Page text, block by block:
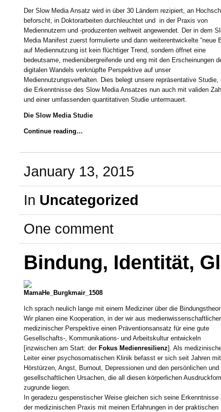
Der Slow Media Ansatz wird in über 30 Ländern rezipiert, an
beforscht, in Doktorarbeiten durchleuchtet und in der Praxis von
Mediennutzern und -produzenten weltweit angewendet. Der in dem
Media Manifest zuerst formulierte und dann weiterentwickelte “neue
auf Mediennutzung ist kein flüchtiger Trend, sondern öffnet eine
bedeutsame, medienübergreifende und eng mit den Erscheinungen
digitalen Wandels verknüpfte Perspektive auf unser
Mediennutzungsverhalten. Dies belegt unsere repräsentative Studie,
die Erkenntnisse des Slow Media Ansatzes nun auch mit validen
und einer umfassenden quantitativen Studie untermauert.
Die Slow Media Studie
Continue reading…
January 13, 2015
In Uncategorized
One comment
Bindung, Identität,
Ich sprach neulich lange mit einem Mediziner über die
Wir planen eine Kooperation, in der wir aus
medizinischer Perspektive einen Präventionsansatz für eine gute
Gesellschafts-, Kommunikations- und Arbeitskultur entwickeln
[inzwischen am Start: der Fokus Medienresilienz]. Als
Leiter einer psychosomatischen Klinik befasst er sich seit Jahren mit
Hörstürzen, Angst, Burnout, Depressionen und den persönlichen und
gesellschaftlichen Ursachen, die all diesen körperlichen
zugrunde liegen.
In geradezu gespenstischer Weise gleichen sich seine Erkenntnisse
der medizinischen Praxis mit meinen Erfahrungen in der praktischen